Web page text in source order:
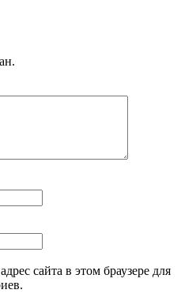
сайта в этом браузере для